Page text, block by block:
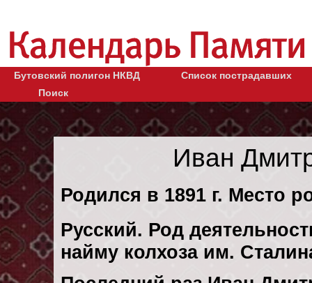
Бутовский полигон НКВД
Список пострадавших
Поиск
Иван
Родился в 1891 г. Место
Русский. Род
найму колхоза им.